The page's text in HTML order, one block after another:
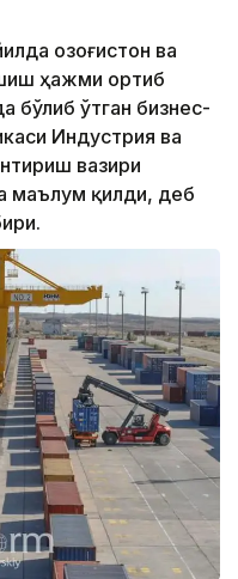
Қозоғистон ва
ҳажми ортиб
бўлиб ўтган бизнес-
Индустрия ва
вазири
маълум қилди, деб